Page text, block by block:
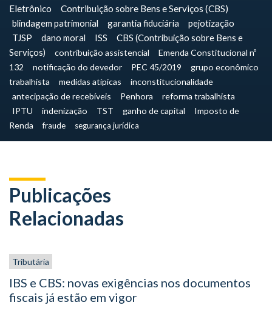
Eletrônico
Contribuição sobre Bens e Serviços (CBS)
blindagem patrimonial
garantia fiduciária
pejotização
TJSP
dano moral ISS
CBS (Contribuição sobre Bens e
Serviços)
contribuição assistencial
Emenda Constitucional nº
132
notificação do devedor PEC 45/2019
grupo econômico
trabalhista
medidas atípicas
inconstitucionalidade
antecipação de recebíveis
Penhora
reforma trabalhista
IPTU
indenização TST ganho de capital
Imposto de
Renda
fraude segurança jurídica
Publicações
Relacionadas
Tributária
IBS e CBS: novas exigências nos documentos
fiscais já estão em vigor